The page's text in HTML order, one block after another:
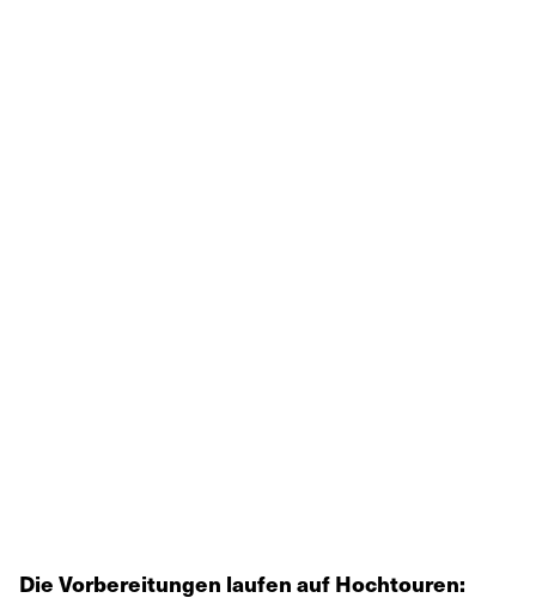
Die Vorbereitungen laufen auf Hochtouren: